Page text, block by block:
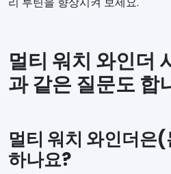
멀티 워치 와인더
과 같은 질문도 합
멀티 워치 와인더은
하나요?